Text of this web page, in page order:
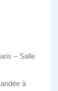
– Salle
à